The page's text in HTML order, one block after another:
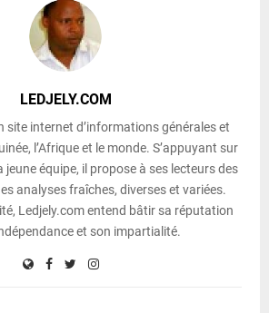
LEDJELY.COM
site internet d’informations générales et
l’Afrique et le monde. S’appuyant sur
jeune équipe, il propose à ses lecteurs des
analyses fraîches, diverses et variées.
Ledjely.com entend bâtir sa réputation
et son impartialité.